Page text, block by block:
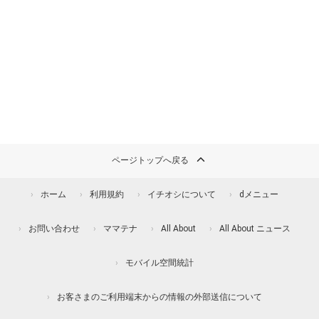
ページトップへ戻る
ホーム 利用規約 イチオシについて dメニュー
お問い合わせ ママテナ All About All About ニュース
モバイル空間統計
お客さまのご利用端末からの情報の外部送信について